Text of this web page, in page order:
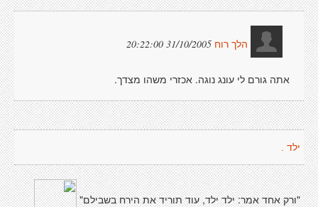
הלך רוח 31/10/2005 20:22:00
אתה גורם לי עונג נוגה. אכזרי משהו מצדך.
ילד .
"ורק אחד אמר: ילד ילד, עוד תוריד את הירח בשבילם"